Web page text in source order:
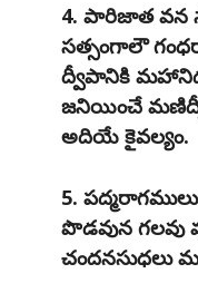
4. పారిజాత వన
సత్సంగాలౌ
ద్వీపానికి
జనియించే
అదియే కైవల్యం.
5.
పొడవున గలవు
చందనసుధలు